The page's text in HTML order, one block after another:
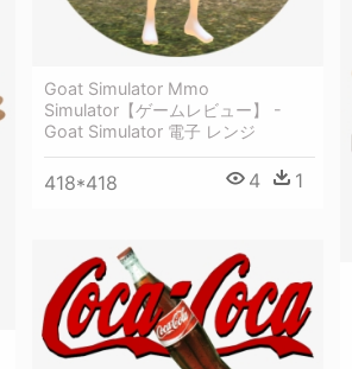
Goat Simulator Mmo
Simulator【ゲームレビュー】 -
Goat Simulator 電子 レンジ
418*418 4 1